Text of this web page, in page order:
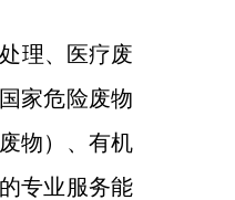
理、医疗废
家危险废物
物）、有机
专业服务能